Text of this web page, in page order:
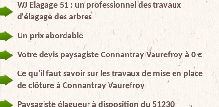
WJ Elagage 51 : un professionnel des travaux
d'élagage des arbres
Un prix abordable
Votre devis paysagiste Connantray Vaurefroy à 0 €
Ce qu'il faut savoir sur les travaux de mise en place
de clôture à Connantray Vaurefroy
Paysagiste élagueur à disposition du 51230